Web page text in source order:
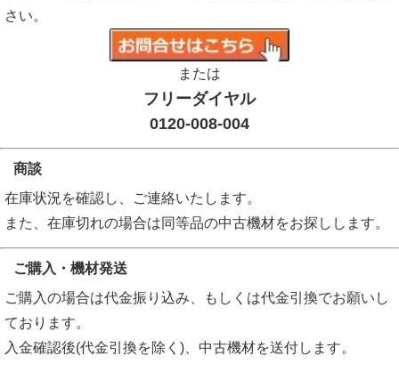
さい。
または
フリーダイヤル
0120-008-004
商談
在庫状況を確認し、ご連絡いたします。
また、在庫切れの場合は同等品の中古機材をお探しします。
ご購入・機材発送
ご購入の場合は代金振り込み、もしくは代金引換でお願いし
ております。
入金確認後(代金引換を除く)、中古機材を送付します。